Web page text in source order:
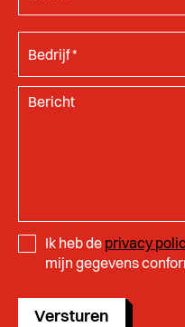
Ik heb de privacy
mijn gegevens
Versturen